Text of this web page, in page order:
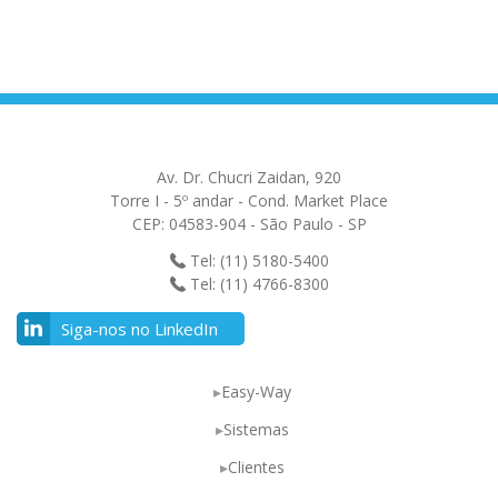
Av. Dr. Chucri Zaidan, 920
Torre I - 5º andar - Cond. Market Place
CEP: 04583-904 - São Paulo - SP
Tel: (11) 5180-5400
Tel: (11) 4766-8300
Siga-nos no LinkedIn
Easy-Way
Sistemas
Clientes